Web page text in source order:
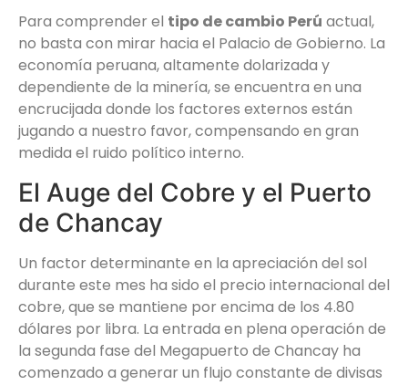
Para comprender el tipo de cambio Perú actual,
no basta con mirar hacia el Palacio de Gobierno. La
economía peruana, altamente dolarizada y
dependiente de la minería, se encuentra en una
encrucijada donde los factores externos están
jugando a nuestro favor, compensando en gran
medida el ruido político interno.
El Auge del Cobre y el Puerto
de Chancay
Un factor determinante en la apreciación del sol
durante este mes ha sido el precio internacional del
cobre, que se mantiene por encima de los 4.80
dólares por libra. La entrada en plena operación de
la segunda fase del Megapuerto de Chancay ha
comenzado a generar un flujo constante de divisas